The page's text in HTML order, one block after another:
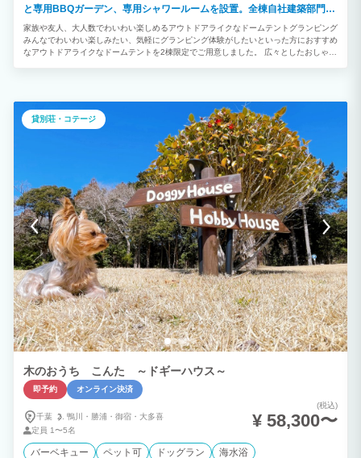
と専用BBQガーデン、専用シャワールームを設置。全棟自社建築部門で
デザイン建築されたお洒落なお部屋です。
家族や友人、大人数でわいわい楽しめるアウトドアライクなドームテントグランピング
みんなでわいわい楽しみたい、気軽にグランピング体験がしたいといった方におすすめ
なアウトドアライクなドームテントを2棟限定でご用意しました。 広々としたおしゃれ
貸別荘・コテージ
木のおうち こんた ～ドギーハウス～
即予約 オンライン決済
千葉 鴨川・ 勝浦・ 御宿・ 大多喜
定員 1〜5名
(税込)
¥ 58,300〜
バーベキュー ペット可 ドッグラン 海水浴